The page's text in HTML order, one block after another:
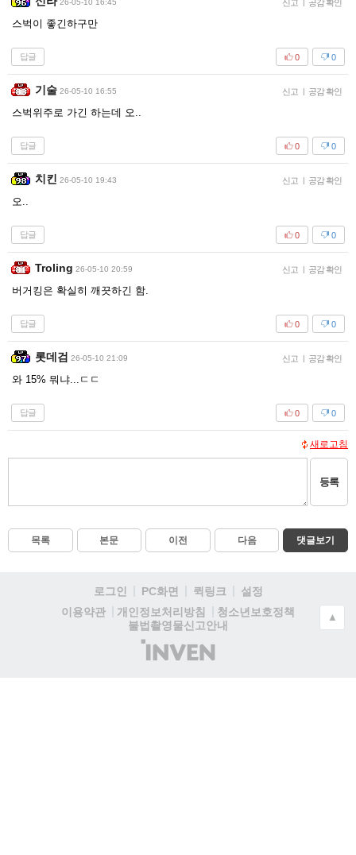
26-05-10 16:45 신고 | 공감 확인
스벅이 좋긴하구만
답글 0
0
기술 26-05-10 16:55 신고 | 공감 확인
스벅위주로 가긴 하는데 오..
답글 0
0
치킨 26-05-10 19:43 신고 | 공감 확인
오..
답글 0
0
Troling 26-05-10 20:59 신고 | 공감 확인
버거킹은 확실히 깨끗하긴 함.
답글 0
0
롯데검 26-05-10 21:09 신고 | 공감 확인
와 15% 뭐냐...ㄷㄷ
답글 0
0
새로고침
등록
목록 본문 이전 다음 댓글보기
로그인 PC화면 퀵링크
설정
이용약관
개인정보처리방침
청소년보호정책
불법촬영물신고안내
(주)
인
▲